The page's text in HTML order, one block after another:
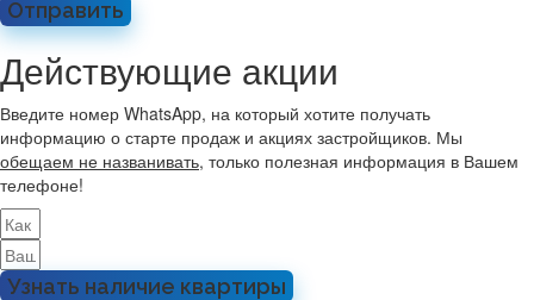
Отправить
Действующие акции
Введите номер WhatsApp, на который хотите получать
информацию о старте продаж и акциях застройщиков. Мы
обещаем не названивать, только полезная информация в Вашем
телефоне!
Узнать наличие квартиры